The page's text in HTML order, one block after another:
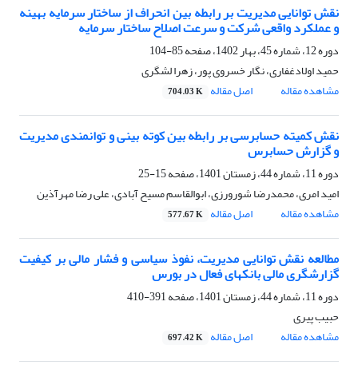
نقش توانایی مدیریت بر رابطه بین انحراف از ساختار سرمایه بهینه
و عملکرد واقعی شرکت و سرعت اصلاح ساختار سرمایه
دوره 12، شماره 45، بهار 1402، صفحه
85-104
حمید اولادغفاری، نگار خسروی پور، زهرا لشگری
مشاهده مقاله
اصل مقاله 704.03 K
نقش کمیته حسابرسی بر رابطه بین کوته بینی و توانمندی مدیریت
و گزارش حسابرس
دوره 11، شماره 44، زمستان 1401، صفحه
15-25
امید امری، محمدرضا شورورزی، ابوالقاسم مسیح آبادی، علی رضا مهرآذین
مشاهده مقاله
اصل مقاله 577.67 K
مطالعه نقش توانایی مدیریت، نفوذ سیاسی و فشار مالی بر کیفیت
گزارشگری مالی بانکهای فعال در بورس
دوره 11، شماره 44، زمستان 1401، صفحه
391-410
حبیب پیری
مشاهده مقاله
اصل مقاله 697.42 K